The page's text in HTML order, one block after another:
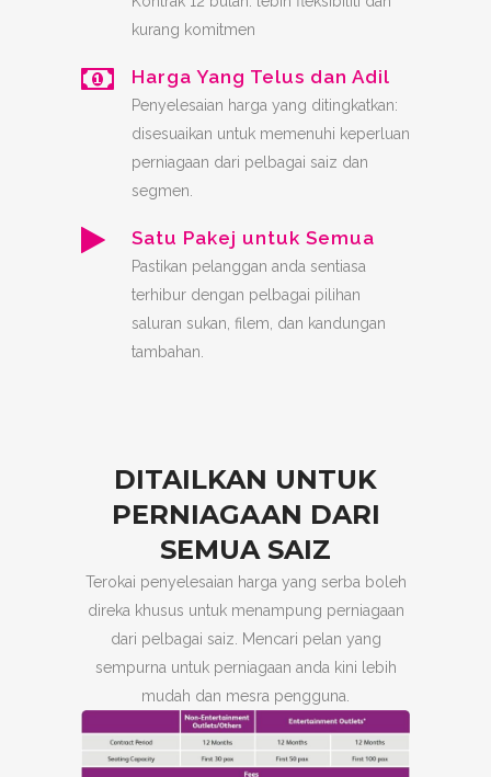
kurang komitmen
Harga Yang Telus dan Adil
Penyelesaian harga yang ditingkatkan:
disesuaikan untuk memenuhi keperluan
perniagaan dari pelbagai saiz dan
segmen.
Satu Pakej untuk Semua
Pastikan pelanggan anda sentiasa
terhibur dengan pelbagai pilihan
saluran sukan, filem, dan kandungan
tambahan.
DITAILKAN UNTUK
PERNIAGAAN DARI
SEMUA SAIZ
Terokai penyelesaian harga yang serba boleh
direka khusus untuk menampung perniagaan
dari pelbagai saiz. Mencari pelan yang
sempurna untuk perniagaan anda kini lebih
mudah dan mesra pengguna.